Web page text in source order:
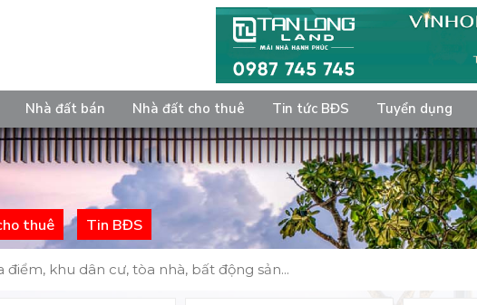
Nhà đất bán Nhà đất cho thuê Tin tức BĐS Tuyển dụng
thuê Tin BĐS